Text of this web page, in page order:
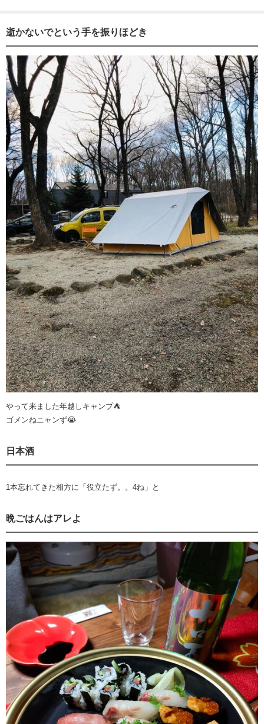
逝かないでという手を振りほどき
やって来ました年越しキャンプ⛺
ゴメンねニャンず😭
日本酒
1本忘れてきた相方に「役立たず。。4ね」と
晩ごはんはアレよ